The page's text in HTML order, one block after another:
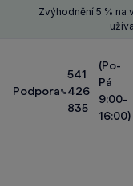
Zvýhodnění 5 % na
Podpora
541
426
835
(Po-
Pá
9:00-
16:00)